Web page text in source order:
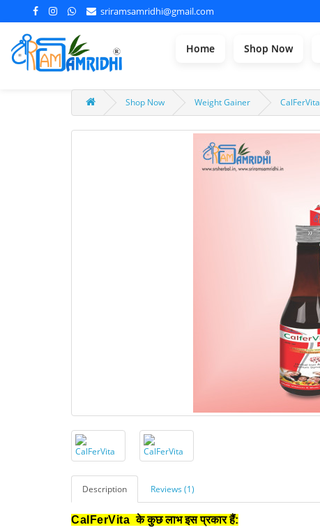
sriramsamridhi@gmail.com
Home Shop Now
Shop Now Weight Gainer CalFerVita
Description Reviews (1)
CalFerVita के कुछ लाभ इस प्रकार हैं: